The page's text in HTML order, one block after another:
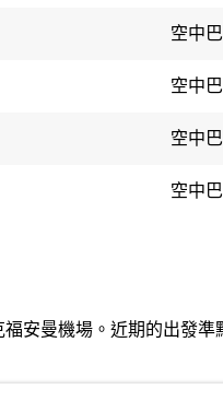
空中
空中
空中
空中
安曼機場。近期的出發